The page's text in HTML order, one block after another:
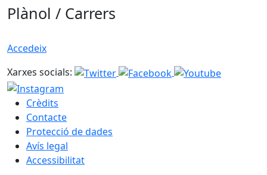
Plànol / Carrers
Accedeix
Xarxes socials:
Crèdits
Contacte
Protecció de dades
Avís legal
Accessibilitat